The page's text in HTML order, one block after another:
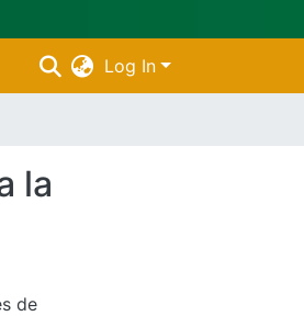
Log In
la
de